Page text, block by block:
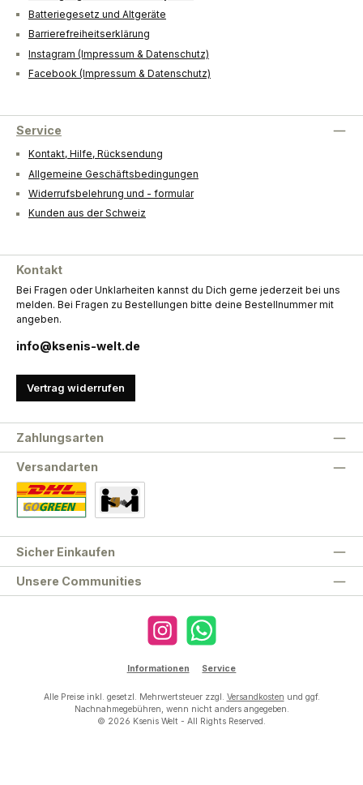
Batteriegesetz und Altgeräte
Barrierefreiheitserklärung
Instagram (Impressum & Datenschutz)
Facebook (Impressum & Datenschutz)
Service
Kontakt, Hilfe, Rücksendung
Allgemeine Geschäftsbedingungen
Widerrufsbelehrung und - formular
Kunden aus der Schweiz
Kontakt
Bei Fragen oder Unklarheiten kannst du Dich gerne jederzeit bei uns
melden. Bei Fragen zu Bestellungen bitte deine Bestellnummer mit
angeben.
info@ksenis-welt.de
Vertrag widerrufen
Unsere Communities
Zahlungsarten
Versandarten
Sicher Einkaufen
Instagram WhatsApp
Informationen Service
Alle Preise inkl. gesetzl. Mehrwertsteuer zzgl. Versandkosten und ggf.
Nachnahmegebühren, wenn nicht anders angegeben.
© 2026 Ksenis Welt - All Rights Reserved.